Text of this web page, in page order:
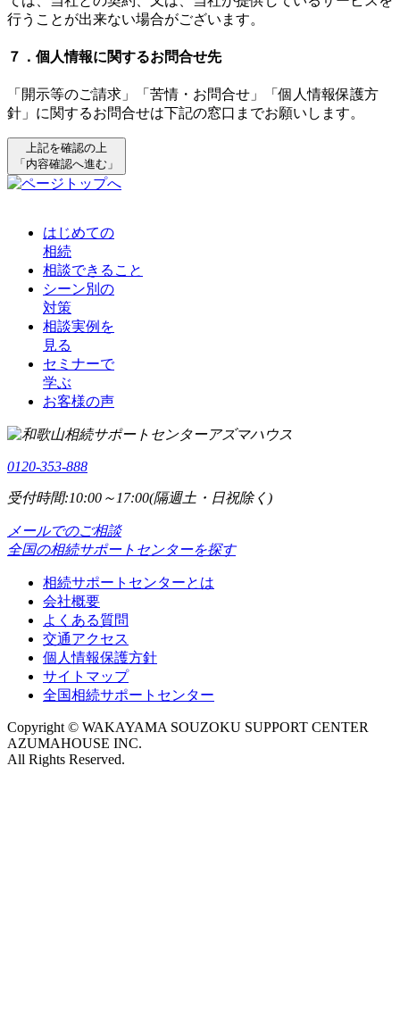
行うことが出来ない場合がございます。
７．個人情報に関するお問合せ先
「開示等のご請求」「苦情・お問合せ」「個人情報保護方
針」に関するお問合せは下記の窓口までお願いします。
上記を確認の上
「内容確認へ進む」
はじめての
相続
相談できること
シーン別の
対策
相談実例を
見る
セミナーで
学ぶ
お客様の声
0120-353-888
受付時間:10:00～17:00(隔週土・日祝除く)
メールでのご相談
全国の相続サポートセンターを探す
相続サポートセンターとは
会社概要
よくある質問
交通アクセス
個人情報保護方針
サイトマップ
全国相続サポートセンター
Copyright © WAKAYAMA SOUZOKU SUPPORT CENTER
AZUMAHOUSE INC.
All Rights Reserved.